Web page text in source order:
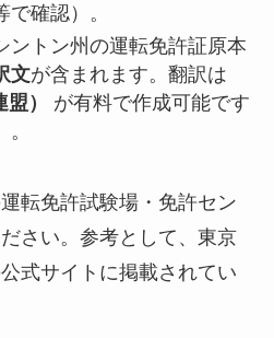
確認）。
ントン州の運転免許証原本
文が含まれます。翻訳は
）
が有料で作成可能です
転免許試験場・免許セン
さい。参考として、東京
式サイトに掲載されてい